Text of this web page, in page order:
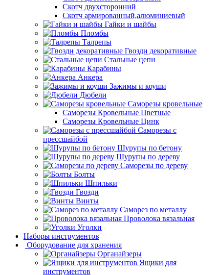
Скотч двухсторонний
Скотч армированный,алюминиевый
Гайки и шайбы
Пломбы
Талрепы
Гвозди декоративные
Стальные цепи
Карабины
Анкера
Зажимы и коуши
Дюбели
Саморезы кровельные
Саморезы Кровельные Цветные
Саморезы Кровельные Цинк
Саморезы с
прессшайбой
Шурупы по бетону
Шурупы по дереву
Саморезы по дереву
Болты
Шпильки
Гвозди
Винты
Саморез по металлу
Проволока вязальная
Уголки
Наборы инструментов
Оборудование для хранения
Органайзеры
Ящики для
инструментов